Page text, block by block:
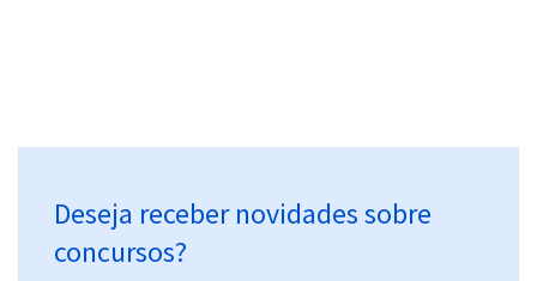
Deseja receber novidades sobre
concursos?